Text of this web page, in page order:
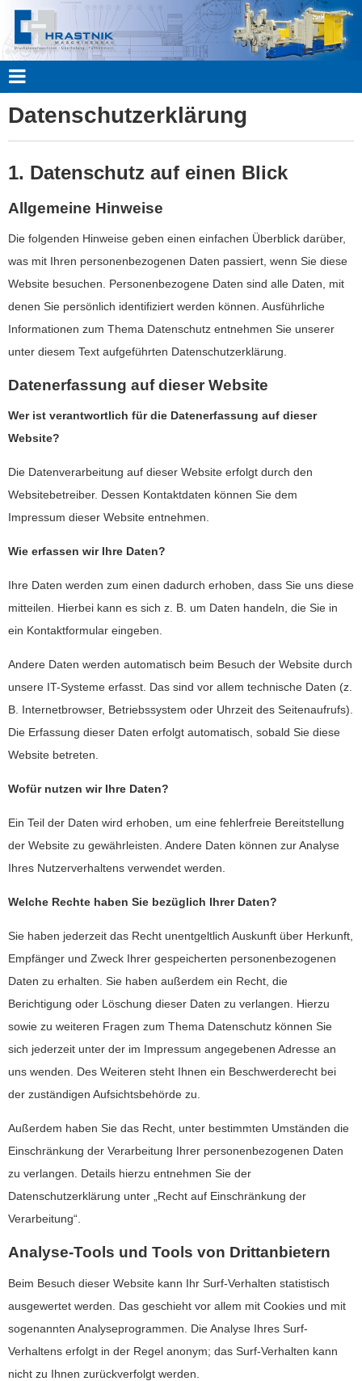
Datenschutzerklärung
1. Datenschutz auf einen Blick
Allgemeine Hinweise
Die folgenden Hinweise geben einen einfachen Überblick darüber,
was mit Ihren personenbezogenen Daten passiert, wenn Sie diese
Website besuchen. Personenbezogene Daten sind alle Daten, mit
denen Sie persönlich identifiziert werden können. Ausführliche
Informationen zum Thema Datenschutz entnehmen Sie unserer
unter diesem Text aufgeführten Datenschutzerklärung.
Datenerfassung auf dieser Website
Wer ist verantwortlich für die Datenerfassung auf dieser
Website?
Die Datenverarbeitung auf dieser Website erfolgt durch den
Websitebetreiber. Dessen Kontaktdaten können Sie dem
Impressum dieser Website entnehmen.
Wie erfassen wir Ihre Daten?
Ihre Daten werden zum einen dadurch erhoben, dass Sie uns diese
mitteilen. Hierbei kann es sich z. B. um Daten handeln, die Sie in
ein Kontaktformular eingeben.
Andere Daten werden automatisch beim Besuch der Website durch
unsere IT-Systeme erfasst. Das sind vor allem technische Daten (z.
B. Internetbrowser, Betriebssystem oder Uhrzeit des Seitenaufrufs).
Die Erfassung dieser Daten erfolgt automatisch, sobald Sie diese
Website betreten.
Wofür nutzen wir Ihre Daten?
Ein Teil der Daten wird erhoben, um eine fehlerfreie Bereitstellung
der Website zu gewährleisten. Andere Daten können zur Analyse
Ihres Nutzerverhaltens verwendet werden.
Welche Rechte haben Sie bezüglich Ihrer Daten?
Sie haben jederzeit das Recht unentgeltlich Auskunft über Herkunft,
Empfänger und Zweck Ihrer gespeicherten personenbezogenen
Daten zu erhalten. Sie haben außerdem ein Recht, die
Berichtigung oder Löschung dieser Daten zu verlangen. Hierzu
sowie zu weiteren Fragen zum Thema Datenschutz können Sie
sich jederzeit unter der im Impressum angegebenen Adresse an
uns wenden. Des Weiteren steht Ihnen ein Beschwerderecht bei
der zuständigen Aufsichtsbehörde zu.
Außerdem haben Sie das Recht, unter bestimmten Umständen die
Einschränkung der Verarbeitung Ihrer personenbezogenen Daten
zu verlangen. Details hierzu entnehmen Sie der
Datenschutzerklärung unter „Recht auf Einschränkung der
Verarbeitung“.
Analyse-Tools und Tools von Drittanbietern
Beim Besuch dieser Website kann Ihr Surf-Verhalten statistisch
ausgewertet werden. Das geschieht vor allem mit Cookies und mit
sogenannten Analyseprogrammen. Die Analyse Ihres Surf-
Verhaltens erfolgt in der Regel anonym; das Surf-Verhalten kann
nicht zu Ihnen zurückverfolgt werden.